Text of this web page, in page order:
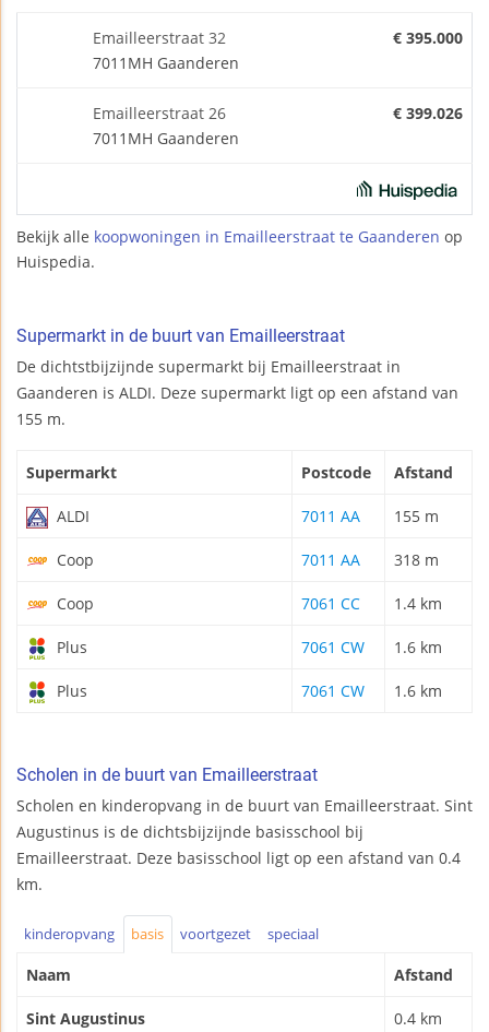
Emailleerstraat 32
7011MH Gaanderen
€ 395.000
Emailleerstraat 26
7011MH Gaanderen
€ 399.026
Bekijk alle koopwoningen in Emailleerstraat te Gaanderen op
Huispedia.
Supermarkt in de buurt van Emailleerstraat
De dichtstbijzijnde supermarkt bij Emailleerstraat in
Gaanderen is ALDI. Deze supermarkt ligt op een afstand van
155 m.
Supermarkt Postcode Afstand
ALDI 7011 AA 155 m
Coop 7011 AA 318 m
Coop 7061 CC 1.4 km
Plus 7061 CW 1.6 km
Plus 7061 CW 1.6 km
Scholen in de buurt van Emailleerstraat
Scholen en kinderopvang in de buurt van Emailleerstraat. Sint
Augustinus is de dichtsbijzijnde basisschool bij
Emailleerstraat. Deze basisschool ligt op een afstand van 0.4
km.
kinderopvang basis voortgezet speciaal
Naam Afstand
Sint Augustinus 0.4 km